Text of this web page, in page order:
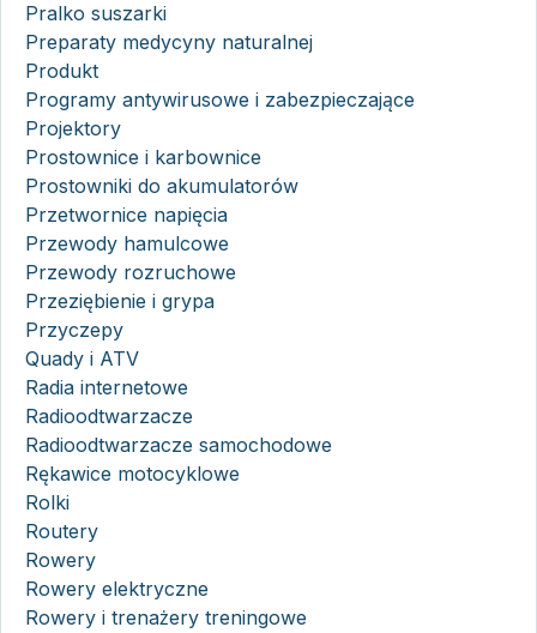
Pralko suszarki
Preparaty medycyny naturalnej
Produkt
Programy antywirusowe i zabezpieczające
Projektory
Prostownice i karbownice
Prostowniki do akumulatorów
Przetwornice napięcia
Przewody hamulcowe
Przewody rozruchowe
Przeziębienie i grypa
Przyczepy
Quady i ATV
Radia internetowe
Radioodtwarzacze
Radioodtwarzacze samochodowe
Rękawice motocyklowe
Rolki
Routery
Rowery
Rowery elektryczne
Rowery i trenażery treningowe